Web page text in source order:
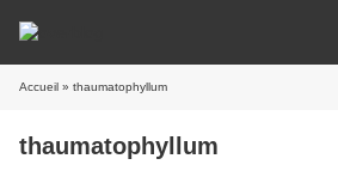
Accueil » thaumatophyllum
thaumatophyllum